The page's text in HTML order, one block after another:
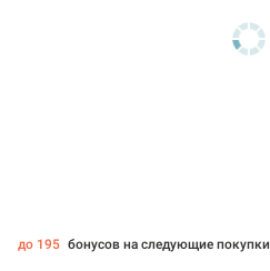
до 195 бонусов на следующие покупки